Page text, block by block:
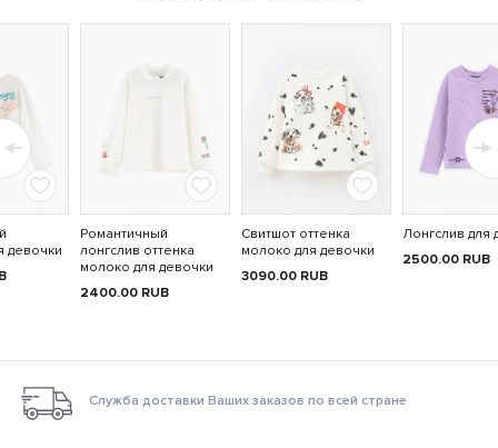
девочки
Романтичный
лонгслив оттенка
молоко для девочки
2400.00 RUB
Свитшот оттенка
молоко для девочки
3090.00 RUB
Лонгслив для
2500.00 RUB
Служба доставки Ваших заказов по всей стране